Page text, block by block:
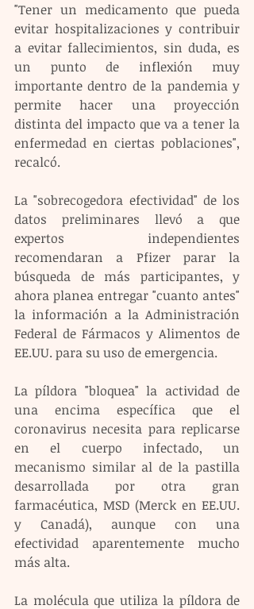
"Tener un medicamento que pueda
evitar hospitalizaciones y contribuir
a evitar fallecimientos, sin duda, es
un punto de inflexión muy
importante dentro de la pandemia y
permite hacer una proyección
distinta del impacto que va a tener la
enfermedad en ciertas poblaciones",
recalcó.
La "sobrecogedora efectividad" de los
datos preliminares llevó a que
expertos independientes
recomendaran a Pfizer parar la
búsqueda de más participantes, y
ahora planea entregar "cuanto antes"
la información a la Administración
Federal de Fármacos y Alimentos de
EE.UU. para su uso de emergencia.
La píldora "bloquea" la actividad de
una encima específica que el
coronavirus necesita para replicarse
en el cuerpo infectado, un
mecanismo similar al de la pastilla
desarrollada por otra gran
farmacéutica, MSD (Merck en EE.UU.
y Canadá), aunque con una
efectividad aparentemente mucho
más alta.
La molécula que utiliza la píldora de